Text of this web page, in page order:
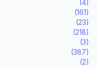
(4)
(161)
(23)
(218)
(3)
(387)
(2)